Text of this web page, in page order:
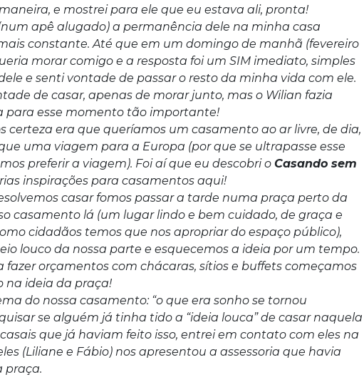
e mostrei para ele que eu estava ali, pronta!
apê alugado) a permanência dele na minha casa
constante. Até que em um domingo de manhã (fevereiro
morar comigo e a resposta foi um SIM imediato, simples
e senti vontade de passar o resto da minha vida com ele.
de casar, apenas de morar junto, mas o Wilian fazia
para esse momento tão importante!
certeza era que queríamos um casamento ao ar livre, de dia,
uma viagem para a Europa (por que se ultrapasse esse
preferir a viagem). Foi aí que eu descobri o Casando sem
inspirações para casamentos aqui!
casar fomos passar a tarde numa praça perto da
casamento lá (um lugar lindo e bem cuidado, de graça e
cidadãos temos que nos apropriar do espaço público),
louco da nossa parte e esquecemos a ideia por um tempo.
fazer orçamentos com chácaras, sítios e buffets começamos
na ideia da praça!
do nossa casamento: “o que era sonho se tornou
se alguém já tinha tido a “ideia louca” de casar naquela
que já haviam feito isso, entrei em contato com eles na
(Liliane e Fábio) nos apresentou a assessoria que havia
praça.